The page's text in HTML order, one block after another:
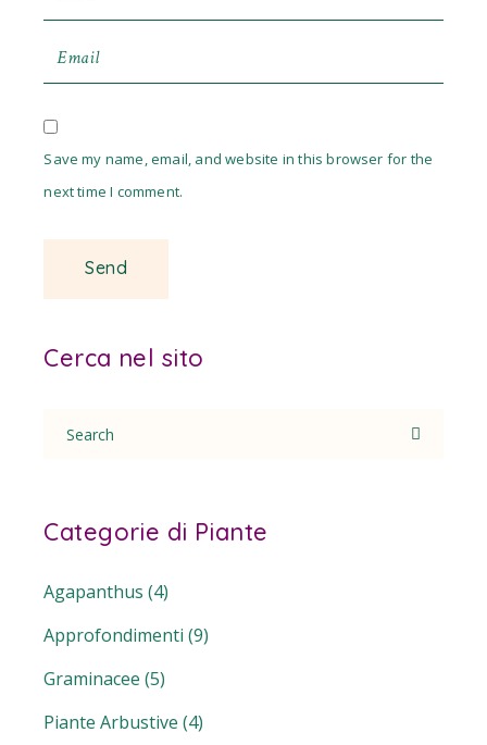
Save my name, email, and website in this browser for the
next time I comment.
Cerca nel sito
for:
Categorie di Piante
Agapanthus (4)
Approfondimenti (9)
Graminacee (5)
Piante Arbustive (4)